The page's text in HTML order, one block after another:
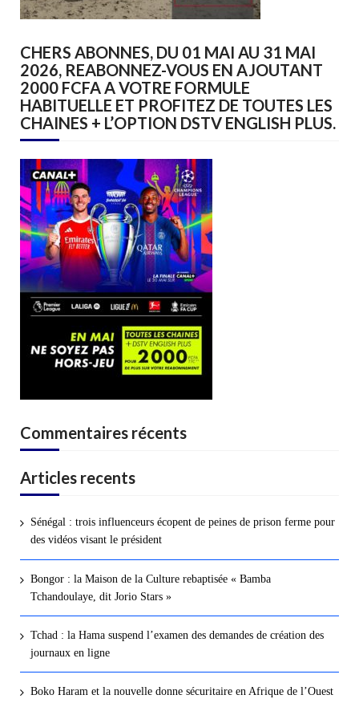
CHERS ABONNES, DU 01 MAI AU 31 MAI
2026, REABONNEZ-VOUS EN AJOUTANT
2000 FCFA A VOTRE FORMULE
HABITUELLE ET PROFITEZ DE TOUTES LES
CHAINES + L’OPTION DSTV ENGLISH PLUS.
Commentaires récents
Articles recents
Sénégal : trois influenceurs écopent de peines de prison ferme pour
des vidéos visant le président
Bongor : la Maison de la Culture rebaptisée « Bamba
Tchandoulaye, dit Jorio Stars »
Tchad : la Hama suspend l’examen des demandes de création des
journaux en ligne
Boko Haram et la nouvelle donne sécuritaire en Afrique de l’Ouest